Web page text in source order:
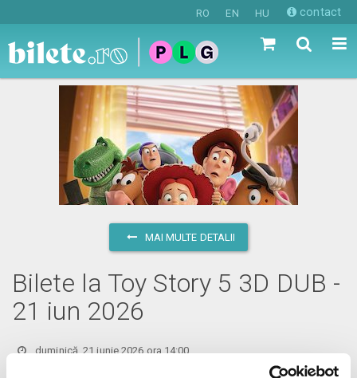
RO EN HU contact
MAI MULTE DETALII
Bilete la Toy Story 5 3D DUB -
21 iun 2026
duminică, 21 iunie 2026 ora 14:00
vezi pe harta